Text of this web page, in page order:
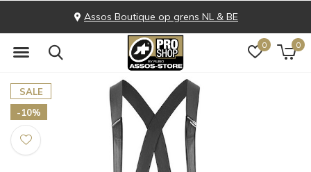
0 0
Assos Boutique op grens NL & BE
SALE
-10%